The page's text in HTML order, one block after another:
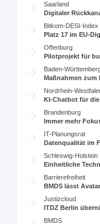
Saarland
Digitaler
Bitkom-DESI-Index
Platz 17 im EU-
Offenburg
Pilotprojekt für
Baden-
Maßnahmen zum
Nordrhein-
KI-Chatbot für
Brandenburg
Immer mehr
IT-Planungsrat
Datenqualität im
Schleswig-Holstein
Einheitliche
Barrierefreiheit
BMDS lässt
Justizcloud
ITDZ Berlin
BMDS